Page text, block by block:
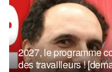
2027, le programme
des travailleurs !